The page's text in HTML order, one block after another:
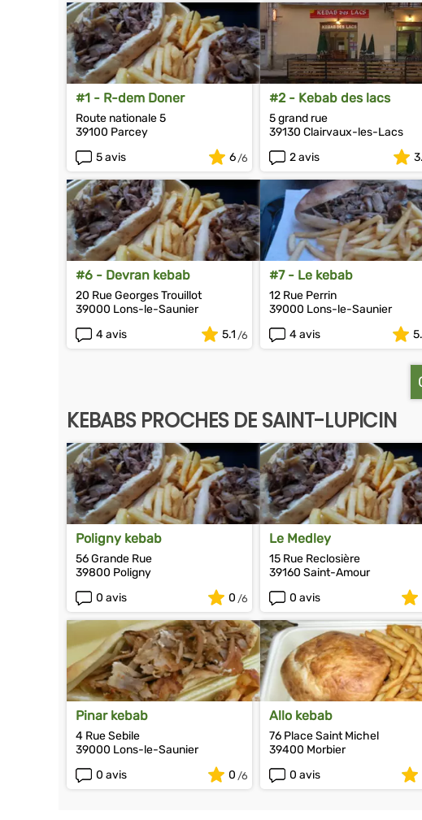
#1 - R-dem Doner
Route nationale 5
39100 Parcey
5 avis
6
#2 - Kebab des lacs
5 grand rue
39130 Clairvaux-les-Lacs
2 avis
#6 - Devran kebab
20 Rue Georges Trouillot
39000 Lons-le-Saunier
4 avis
5.1
#7 - Le kebab
12 Rue Perrin
39000 Lons-le-Saunier
4 avis
KEBABS PROCHES DE SAINT-LUPICIN
Poligny kebab
56 Grande Rue
39800 Poligny
0 avis
0
Le Medley
15 Rue Reclosière
39160 Saint-Amour
0 avis
Pinar kebab
4 Rue Sebile
39000 Lons-le-Saunier
0 avis
0
Allo kebab
76 Place Saint Michel
39400 Morbier
0 avis